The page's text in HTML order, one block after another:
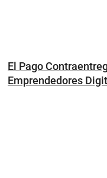
El Pago
Emprendedores